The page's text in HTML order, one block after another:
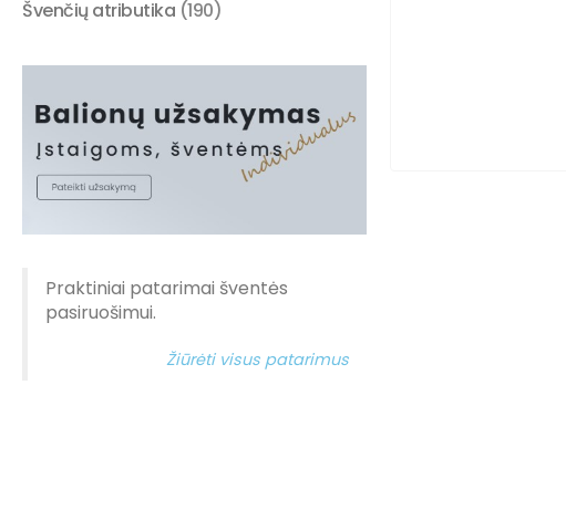
Švenčių atributika (190)
Praktiniai patarimai šventės
pasiruošimui.
Žiūrėti visus patarimus